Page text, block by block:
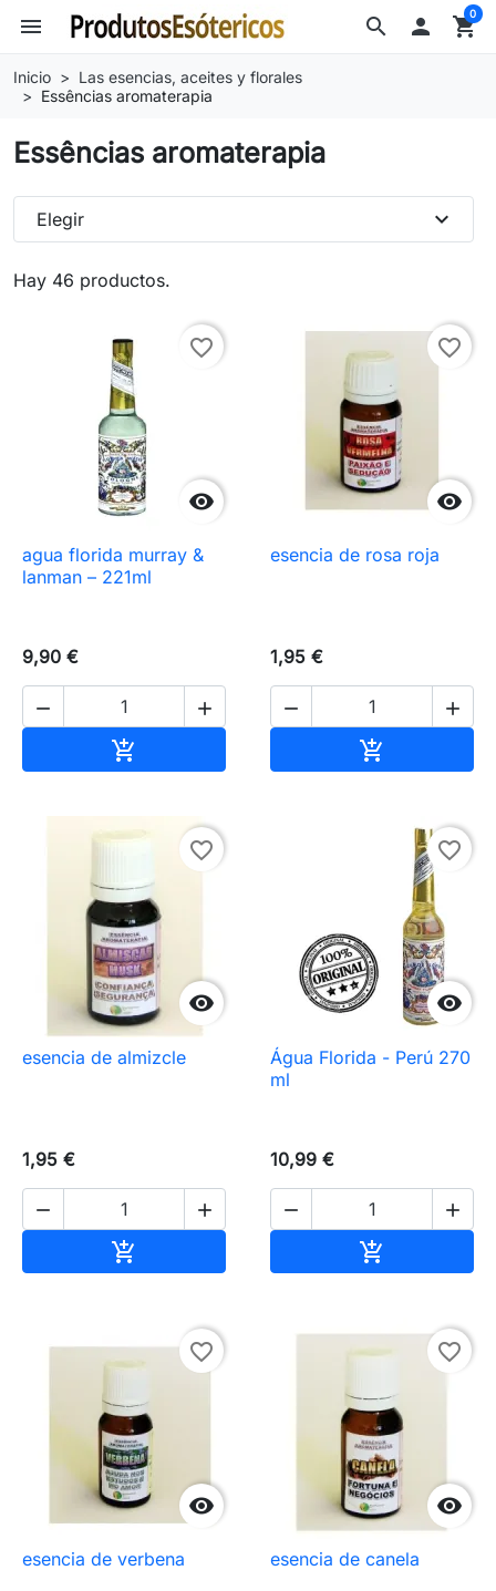
search
menu  shopping_cart
0
Inicio
Las esencias, aceites y florales
Essências aromaterapia
Essências aromaterapia
Hay 46 productos.
Elegir expand_more

favorite_border
agua florida murray &
lanman – 221ml
9,90 €
 


favorite_border
esencia de rosa roja
1,95 €
 


favorite_border
esencia de almizcle
1,95 €
 


favorite_border
Água Florida - Perú 270
ml
10,99 €
 


favorite_border
esencia de verbena

favorite_border
esencia de canela